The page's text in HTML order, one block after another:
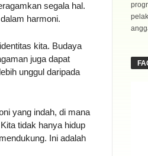
segala hal.
harmoni.
kita. Budaya
juga dapat
unggul daripada
yang indah, di mana
tidak hanya hidup
Ini adalah